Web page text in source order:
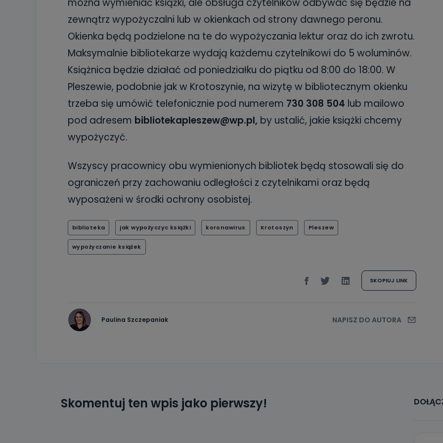
19 dostępu do danych osobowych dotyczących Państwa oraz uzyskania ich kopii, a
sprzeciwu wobec ich przetwarzania.
Do kiedy Państwa dane osobowe będą przechowywane?
Do czasu wycofania zgody lub, jeśli dane będą przetwarzane na podstawie prawnie
Jakie dane osobowe przetwarzamy?
Przetwarzane kategorie Państwa danych osobowych to dane, które pochodzą
Państwa (lub zostały przekazane w Państwa imieniu) lub dane osobowe, które zostały
źródeł publicznie dostępnych, w szczególności: imię i nazwisko, adres e-mail, telefon
adres korespondencyjny. Odbiorcą Pastwa danych osobowych są pracownicy i
oraz partnerzy wspomagający administratora w jego biznesowej działalności.
Można to zrobić pod numerem telefonu 62 735-51-05 lub e-mailowo pod adresem:
poczta@tvproart.pl
można wymieniać książki, ale obsługa czytelników odbywać się będzie na
zewnątrz wypożyczalni lub w okienkach od strony dawnego peronu.
Okienka będą podzielone na te do wypożyczania lektur oraz do ich zwrotu.
Maksymalnie bibliotekarze wydają każdemu czytelnikowi do 5 woluminów.
Książnica będzie działać od poniedziałku do piątku od 8:00 do 18:00. W
Pleszewie, podobnie jak w Krotoszynie, na wizytę w bibliotecznym okienku
trzeba się umówić telefonicznie pod numerem 730 308 504 lub mailowo
pod adresem bibliotekapleszew@wp.pl, by ustalić, jakie książki chcemy
wypożyczyć.
Wszyscy pracownicy obu wymienionych bibliotek będą stosowali się do
ograniczeń przy zachowaniu odległości z czytelnikami oraz będą
wyposażeni w środki ochrony osobistej.
biblioteka jak wypożyczyc książki koronawirus Krotoszyn Pleszew
wypożyczanie książek
SKOPIUJ LINK
Paulina Szczepaniak NAPISZ DO AUTORA
Skomentuj ten wpis jako pierwszy!